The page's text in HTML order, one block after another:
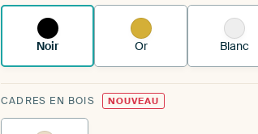
Noir Or Blanc
CADRES EN BOIS NOUVEAU